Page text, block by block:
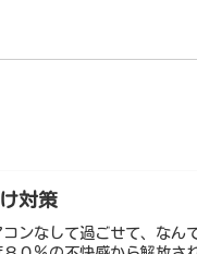
対策
ンなして過ごせて、なん